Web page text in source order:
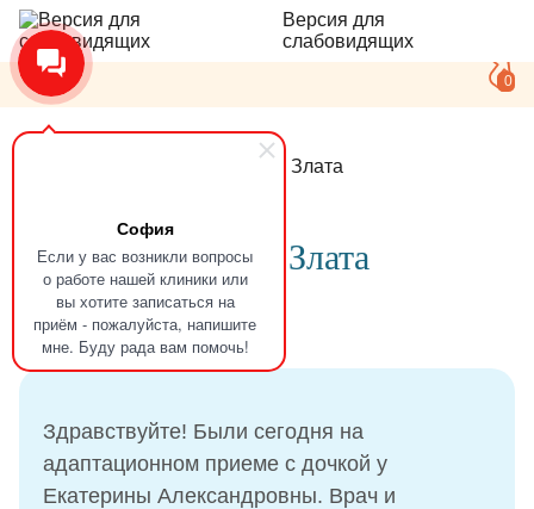
София
Если у вас возникли вопросы
о работе нашей клиники или
вы хотите записаться на
приём - пожалуйста, напишите
мне. Буду рада вам помочь!
Версия для
слабовидящих
0
Аминева Злата
ОтзывАминева Злата
09.08.2021
Здравствуйте! Были сегодня на
адаптационном приеме с дочкой у
Екатерины Александровны. Врач и